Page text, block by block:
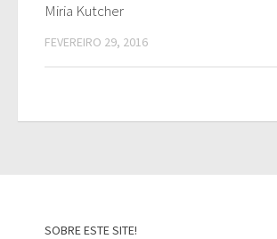
Miria Kutcher
FEVEREIRO 29, 2016
SOBRE ESTE SITE!